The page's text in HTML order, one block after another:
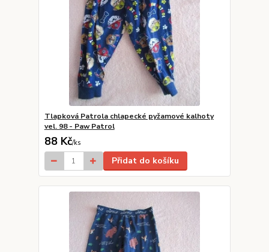
Tlapková Patrola chlapecké pyžamové kalhoty
vel. 98 - Paw Patrol
88 Kč/ks
Přidat do košíku